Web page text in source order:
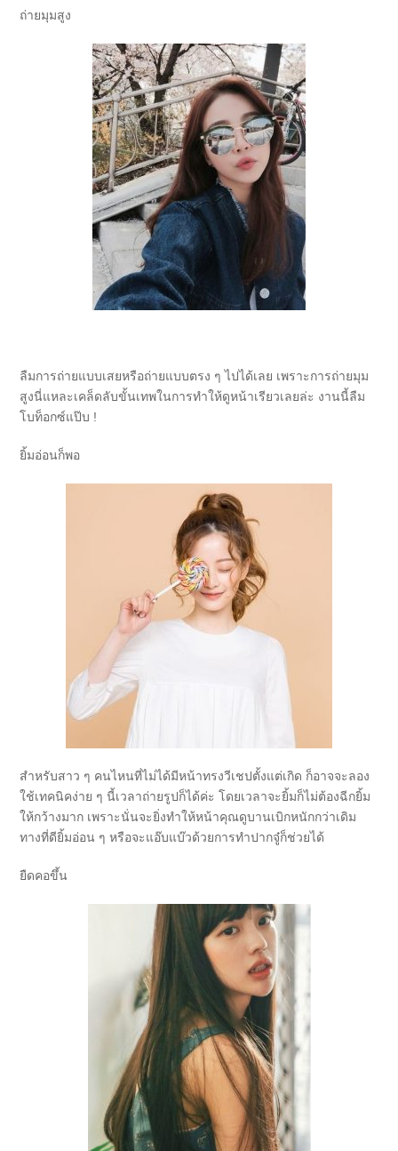
ถ่ายมุมสูง
ลืมการถ่ายแบบเสยหรือถ่ายแบบตรง ๆ ไปได้เลย เพราะการถ่ายมุม
สูงนี่แหละเคล็ดลับขั้นเทพในการทำให้ดูหน้าเรียวเลยล่ะ งานนี้ลืม
โบท็อกซ์แป๊บ !
ยิ้มอ่อนก็พอ
สำหรับสาว ๆ คนไหนที่ไม่ได้มีหน้าทรงวีเชปตั้งแต่เกิด ก็อาจจะลอง
ใช้เทคนิคง่าย ๆ นี้เวลาถ่ายรูปก็ได้ค่ะ โดยเวลาจะยิ้มก็ไม่ต้องฉีกยิ้ม
ให้กว้างมาก เพราะนั่นจะยิ่งทำให้หน้าคุณดูบานเบิกหนักกว่าเดิม
ทางที่ดียิ้มอ่อน ๆ หรือจะแอ๊บแบ๊วด้วยการทำปากจู๋ก็ช่วยได้
ยืดคอขึ้น